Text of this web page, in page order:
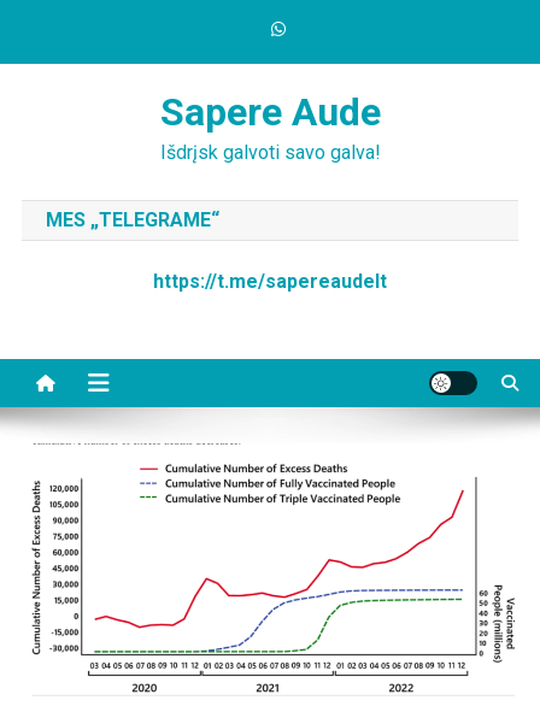
Sapere Aude
Išdrįsk galvoti savo galva!
MES „TELEGRAME“
https://t.me/sapereaudelt